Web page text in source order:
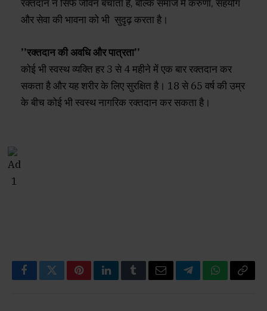
रक्तदान न सिर्फ जीवन बचाता है, बल्कि समाज में करुणा, सहयोग
और सेवा की भावना को भी सुदृढ़ करता है।
’’रक्तदान की अवधि और पात्रता’’
कोई भी स्वस्थ व्यक्ति हर 3 से 4 महीने में एक बार रक्तदान कर
सकता है और यह शरीर के लिए सुरक्षित है। 18 से 65 वर्ष की उम्र
के बीच कोई भी स्वस्थ नागरिक रक्तदान कर सकता है।
FacebookTwitterPinterestLinkedInTumblrEmailTelegramWhatsApp
Copy